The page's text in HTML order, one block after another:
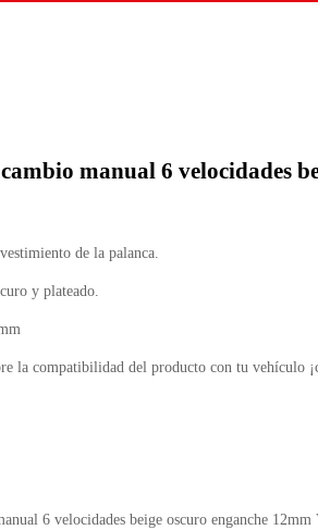
manual 6 velocidades
de la palanca.
y plateado.
la compatibilidad del producto con tu vehículo
6 velocidades beige oscuro enganche